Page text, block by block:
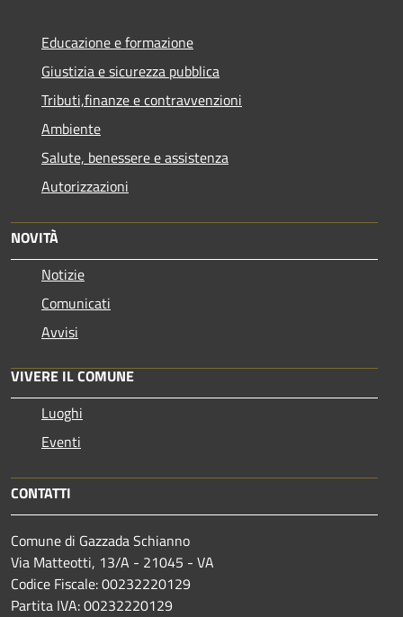
Educazione e formazione
Giustizia e sicurezza pubblica
Tributi,finanze e contravvenzioni
Ambiente
Salute, benessere e assistenza
Autorizzazioni
NOVITÀ
Notizie
Comunicati
Avvisi
VIVERE IL COMUNE
Luoghi
Eventi
CONTATTI
Comune di Gazzada Schianno
Via Matteotti, 13/A - 21045 - VA
Codice Fiscale: 00232220129
Partita IVA: 00232220129